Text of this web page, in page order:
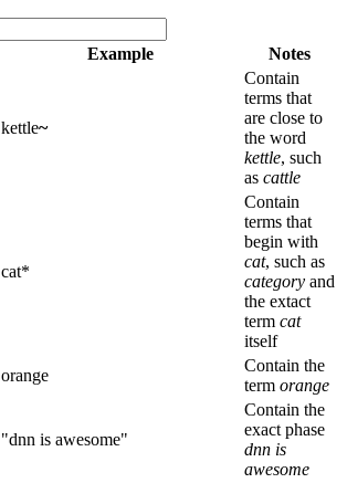
Example Notes
kettle~
Contain
terms that
are close to
the word
kettle, such
as cattle
cat*
Contain
terms that
begin with
cat, such as
category and
the extact
term cat
itself
orange
Contain the
term orange
"dnn is awesome"
Contain the
exact phase
dnn is
awesome